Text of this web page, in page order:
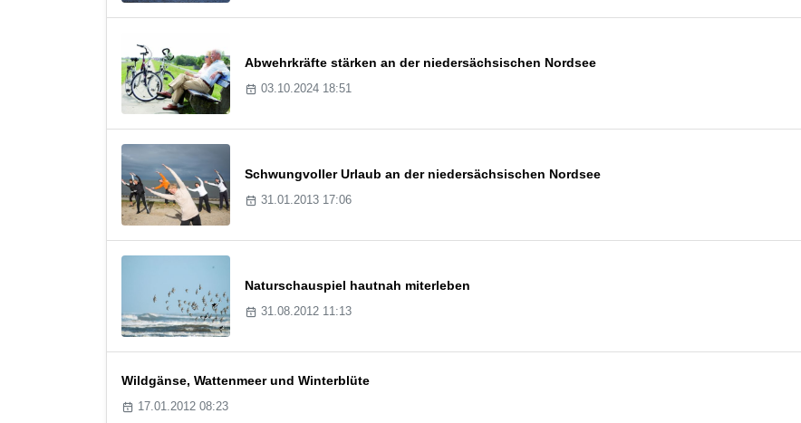
Abwehrkräfte stärken an der niedersächsischen Nordsee
03.10.2024 18:51
Schwungvoller Urlaub an der niedersächsischen Nordsee
31.01.2013 17:06
Naturschauspiel hautnah miterleben
31.08.2012 11:13
Wildgänse, Wattenmeer und Winterblüte
17.01.2012 08:23